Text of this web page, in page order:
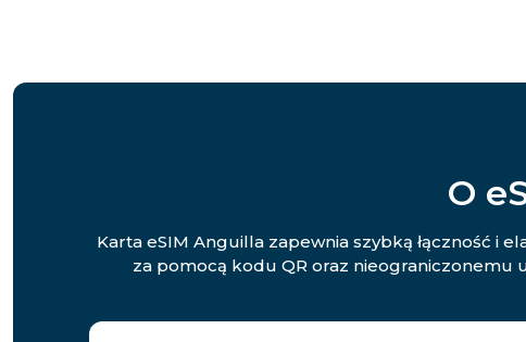
O
Karta eSIM Anguilla zapewnia szybką łączność i
za pomocą kodu QR oraz nieograniczonemu